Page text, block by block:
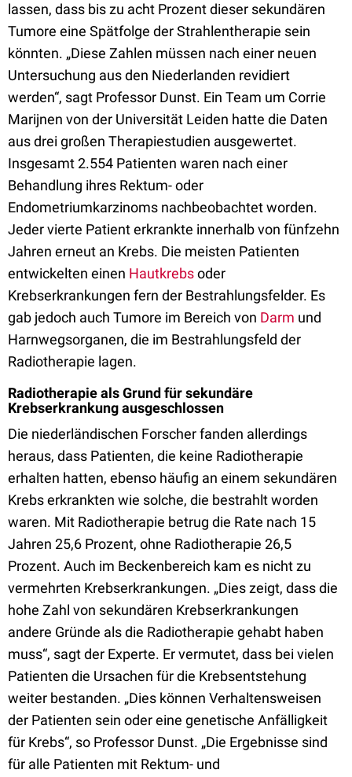
lassen, dass bis zu acht Prozent dieser sekundären
Tumore eine Spätfolge der Strahlentherapie sein
könnten. „Diese Zahlen müssen nach einer neuen
Untersuchung aus den Niederlanden revidiert
werden“, sagt Professor Dunst. Ein Team um Corrie
Marijnen von der Universität Leiden hatte die Daten
aus drei großen Therapiestudien ausgewertet.
Insgesamt 2.554 Patienten waren nach einer
Behandlung ihres Rektum- oder
Endometriumkarzinoms nachbeobachtet worden.
Jeder vierte Patient erkrankte innerhalb von fünfzehn
Jahren erneut an Krebs. Die meisten Patienten
entwickelten einen Hautkrebsoder
Krebserkrankungen fern der Bestrahlungsfelder. Es
gab jedoch auch Tumore im Bereich von Darm und
Harnwegsorganen, die im Bestrahlungsfeld der
Radiotherapie lagen.
Radiotherapie als Grund für sekundäre
Krebserkrankung ausgeschlossen
Die niederländischen Forscher fanden allerdings
heraus, dass Patienten, die keine Radiotherapie
erhalten hatten, ebenso häufig an einem sekundären
Krebs erkrankten wie solche, die bestrahlt worden
waren. Mit Radiotherapie betrug die Rate nach 15
Jahren 25,6 Prozent, ohne Radiotherapie 26,5
Prozent. Auch im Beckenbereich kam es nicht zu
vermehrten Krebserkrankungen. „Dies zeigt, dass die
hohe Zahl von sekundären Krebserkrankungen
andere Gründe als die Radiotherapie gehabt haben
muss“, sagt der Experte. Er vermutet, dass bei vielen
Patienten die Ursachen für die Krebsentstehung
weiter bestanden. „Dies können Verhaltensweisen
der Patienten sein oder eine genetische Anfälligkeit
für Krebs“, so Professor Dunst. „Die Ergebnisse sind
für alle Patienten mit Rektum- und